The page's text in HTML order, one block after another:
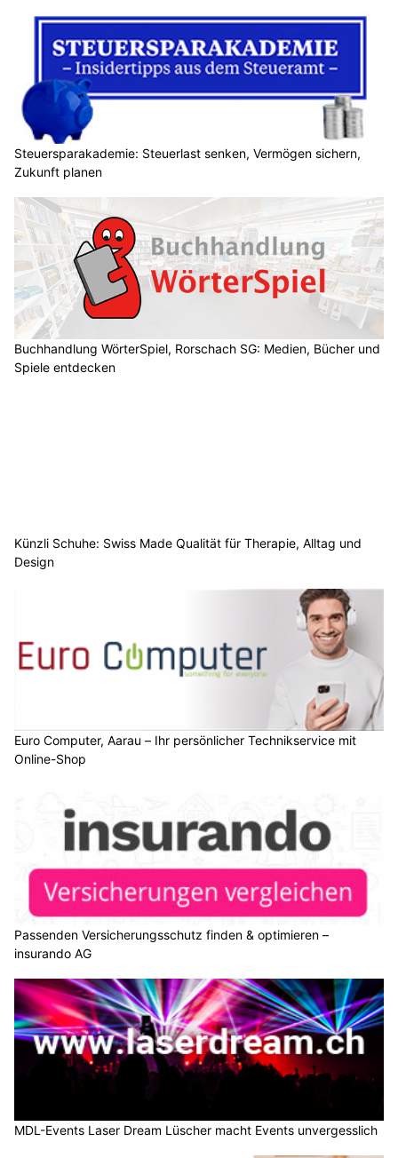
Steuersparakademie: Steuerlast senken, Vermögen sichern,
Zukunft planen
Buchhandlung WörterSpiel, Rorschach SG: Medien, Bücher und
Spiele entdecken
Künzli Schuhe: Swiss Made Qualität für Therapie, Alltag und
Design
Euro Computer, Aarau – Ihr persönlicher Technikservice mit
Online-Shop
Passenden Versicherungsschutz finden & optimieren –
insurando AG
MDL-Events Laser Dream Lüscher macht Events unvergesslich